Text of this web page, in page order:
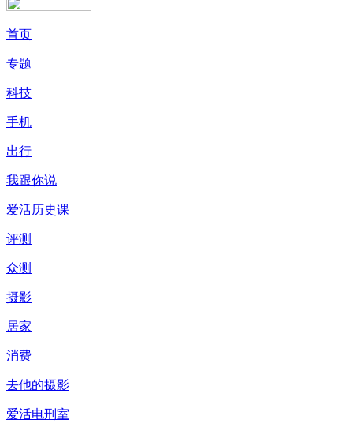
首页
专题
科技
手机
出行
我跟你说
爱活历史课
评测
众测
摄影
居家
消费
去他的摄影
爱活电刑室